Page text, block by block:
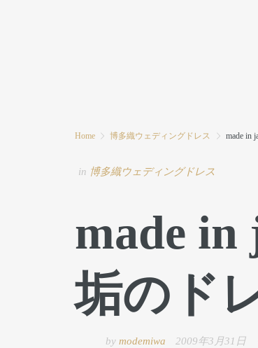
Home 博多織ウェディングドレス made
in 博多織ウェディングドレス
made
垢のド
by modemiwa 2009年3月31日